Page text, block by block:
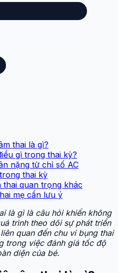
thai là gì?
gì trong thai kỳ?
nặng từ chỉ số AC
thai kỳ
thai quan trọng khác
mẹ cần lưu ý
là gì là câu hỏi khiến không
trình theo dõi sự phát triển
quan đến chu vi bụng thai
trong việc đánh giá tốc độ
diện của bé.